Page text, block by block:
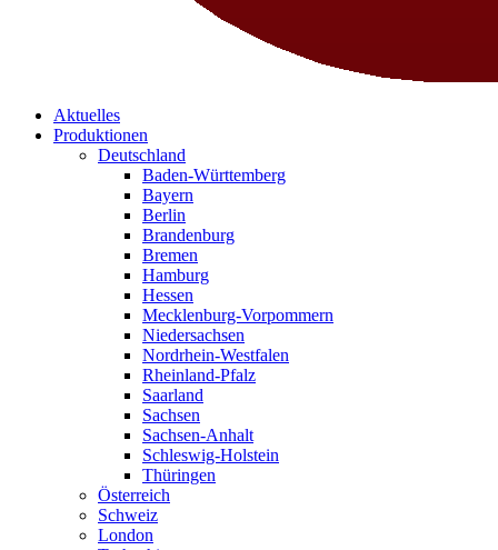
Aktuelles
Produktionen
Deutschland
Baden-Württemberg
Bayern
Berlin
Brandenburg
Bremen
Hamburg
Hessen
Mecklenburg-Vorpommern
Niedersachsen
Nordrhein-Westfalen
Rheinland-Pfalz
Saarland
Sachsen
Sachsen-Anhalt
Schleswig-Holstein
Thüringen
Österreich
Schweiz
London